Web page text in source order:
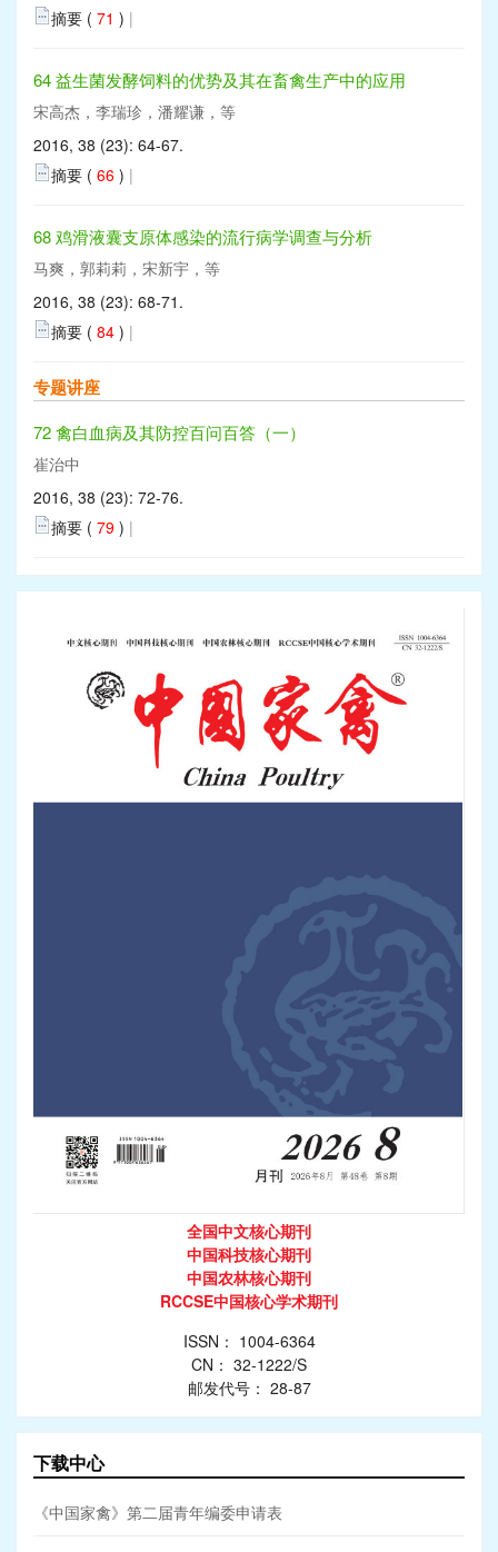
摘要 ( 71 ) |
64 益生菌发酵饲料的优势及其在畜禽生产中的应用
宋高杰，李瑞珍，潘耀谦，等
2016, 38 (23): 64-67.
摘要 ( 66 ) |
68 鸡滑液囊支原体感染的流行病学调查与分析
马爽，郭莉莉，宋新宇，等
2016, 38 (23): 68-71.
摘要 ( 84 ) |
专题讲座
72 禽白血病及其防控百问百答（一）
崔治中
2016, 38 (23): 72-76.
摘要 ( 79 ) |
全国中文核心期刊
中国科技核心期刊
中国农林核心期刊
RCCSE中国核心学术期刊
ISSN： 1004-6364
CN： 32-1222/S
邮发代号： 28-87
下载中心
《中国家禽》第二届青年编委申请表